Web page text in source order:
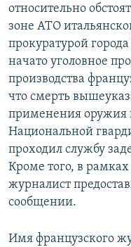
относительно
зоне АТО
прокуратурой
начато уголовное
производства
что смерть
применения оружия
Национальной
проходил службу
Кроме того, в
журналист
сообщении.
Имя французского